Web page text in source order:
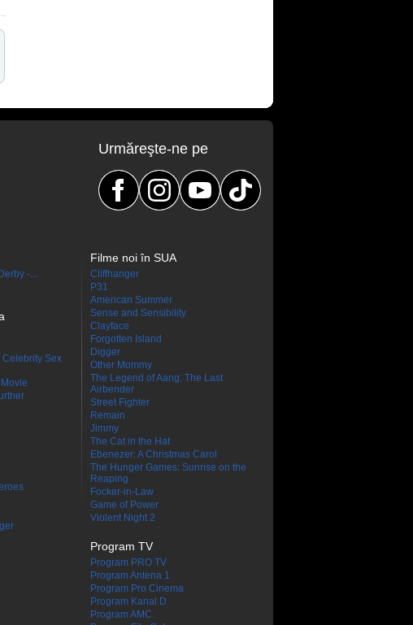
Urmăreşte-ne pe
-...
Sex
Filme noi în SUA
Cliffhanger
P31
American Summer
Sense and Sensibility
Clayface
Forgotten Island
Digger
Other Mommy
The Legend of Aang: The Last
Airbender
Street Fighter
Remain
Jimmy
The Cat in the Hat
Ebenezer: A Christmas Carol
The Hunger Games: Sunrise on the
Reaping
Focker-in-Law
Game of Power
Violent Night 2
Program TV
Program PRO TV
Program Antena 1
Program Pro Cinema
Program Kanal D
Program AMC